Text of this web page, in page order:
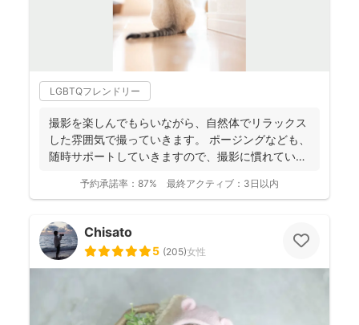
LGBTQフレンドリー
撮影を楽しんでもらいながら、自然体でリラックス
した雰囲気で撮っていきます。 ポージングなども、
随時サポートしていきますので、撮影に慣れていな
予約承諾率： 87% 最終アクティブ： 3日以内
Chisato
5 (205)女性